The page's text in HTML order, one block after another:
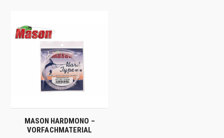
MASON HARDMONO –
VORFACHMATERIAL